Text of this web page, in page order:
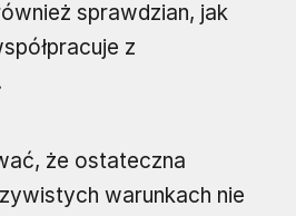
sprawdzian, jak
z
że ostateczna
warunkach nie